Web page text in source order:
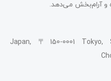
Japan, 〒150-0001